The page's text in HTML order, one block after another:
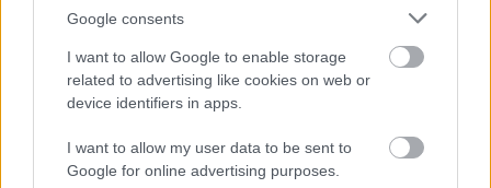
Google consents
I want to allow Google to enable storage
related to advertising like cookies on web or
device identifiers in apps.
I want to allow my user data to be sent to
Google for online advertising purposes.
Ακόμα πιο σαφής είναι στα συμπεράσματά της η
μελέτη της EY. “Με δεδομένο το περιορισμένο
βιομηχανικό αποτύπωμα της χώρας, η γέννηση
και ανάπτυξη τεχνολογικά προηγμένων
επιχειρήσεων και οικοσυστημάτων καινοτομίας,
αποτελούν, ίσως, μονόδρομο για ένα νέο